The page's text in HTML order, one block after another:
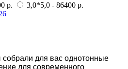
р. 3,0*5,0 - 86400 р.
собрали для вас однотонные
для современного